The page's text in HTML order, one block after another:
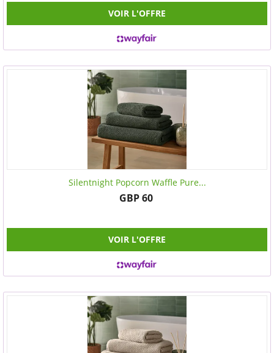
VOIR L'OFFRE
Silentnight Popcorn Waffle Pure...
GBP 60
VOIR L'OFFRE